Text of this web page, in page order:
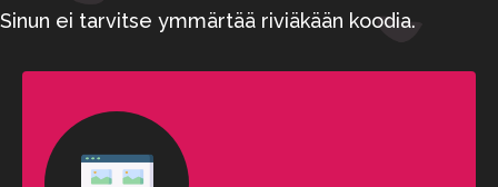
Sinun ei tarvitse ymmärtää riviäkään koodia.